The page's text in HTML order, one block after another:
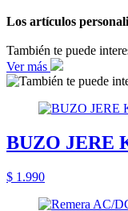
Los artículos
También te puede
Ver más
BUZO JERE
$ 1.990